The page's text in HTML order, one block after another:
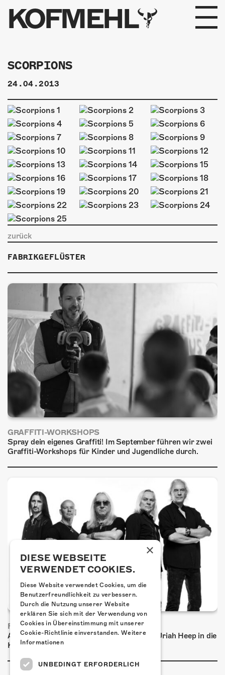
KOFMEHL
PROGRAMM
FABRIKGEFLÜSTER
GALERIE
FOTOGALERIE
PHOTOMAT
INFOS
KONTAKT
ÜBER UNS
SHOP
MITMACHEN
SCORPIONS
24.04.2013
zurück
FABRIKGEFLÜSTER
GRAFFITI-WORKSHOPS
Spray dein eigenes Graffiti! Im September führen wir zwei
Graffiti-Workshops für Kinder und Jugendliche durch.
FRISCH BESTÄTIGT: URIAH HEEP
Am Sonntag, 15. November 2026 kommen Uriah Heep in die
Kulturfabrik Kofmehl!
×
DIESE WEBSEITE
VERWENDET COOKIES.
Diese Website verwendet Cookies, um die
Benutzerfreundlichkeit zu verbessern.
Durch die Nutzung unserer Website
erklären Sie sich mit der Verwendung von
Cookies in Übereinstimmung mit unserer
Cookie-Richtlinie einverstanden. Weitere
Informationen
UNBEDINGT ERFORDERLICH